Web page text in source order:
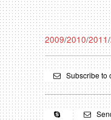
2009/2010/2011/
Subscribe to